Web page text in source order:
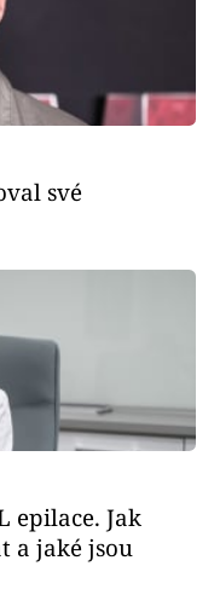
své
epilace. Jak
a jaké jsou